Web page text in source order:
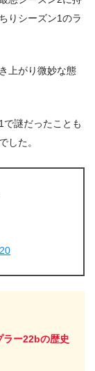
りシーズン1のラ
上がり微妙な態
謎だったことも
した。
ラー22bの歴史